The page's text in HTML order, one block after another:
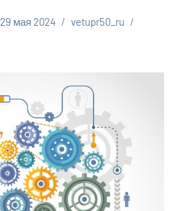
29 мая 2024
vetupr50_ru